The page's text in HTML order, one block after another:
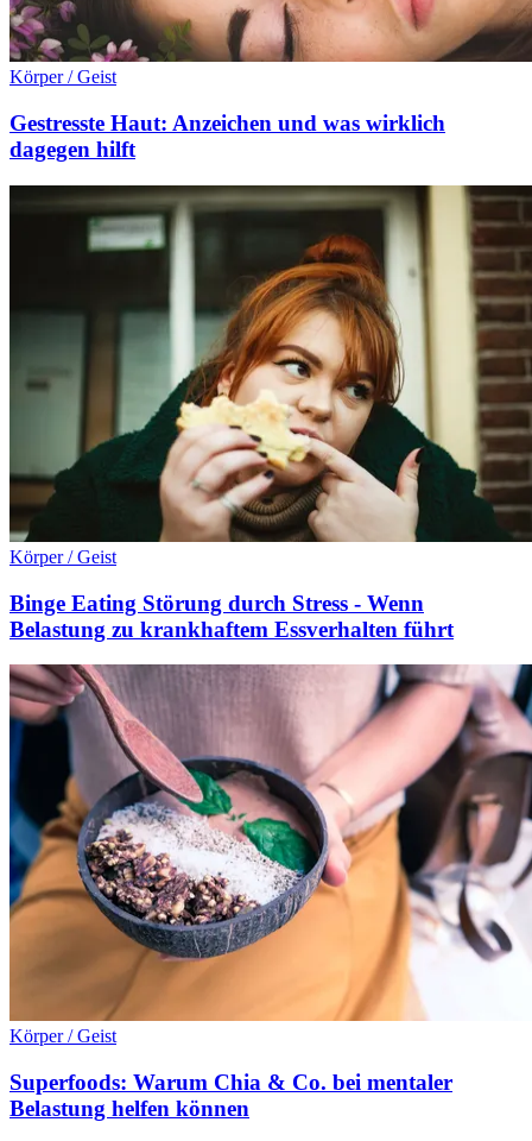
Körper / Geist
Gestresste Haut: Anzeichen und was wirklich
dagegen hilft
Körper / Geist
Binge Eating Störung durch Stress - Wenn
Belastung zu krankhaftem Essverhalten führt
Körper / Geist
Superfoods: Warum Chia & Co. bei mentaler
Belastung helfen können